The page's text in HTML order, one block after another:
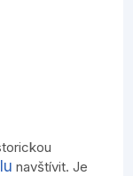
navštívit. Je